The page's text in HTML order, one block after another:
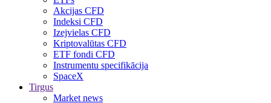
Akcijas CFD
Indeksi CFD
Izejvielas CFD
Kriptovalūtas CFD
ETF fondi CFD
Instrumentu specifikācija
SpaceX
Tirgus
Market news